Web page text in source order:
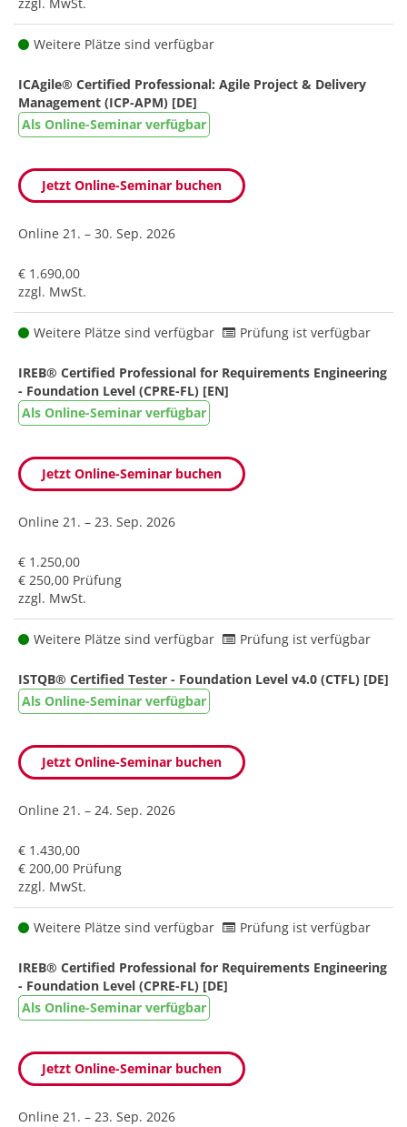
Weitere Plätze sind verfügbar
ICAgile® Certified Professional: Agile Project & Delivery
Management (ICP-APM) [DE]
Als Online-Seminar verfügbar
Jetzt Online-Seminar buchen
Online 21. – 30. Sep. 2026
€ 1.690,00
zzgl. MwSt.
Weitere Plätze sind verfügbar Prüfung ist verfügbar
IREB® Certified Professional for Requirements Engineering
- Foundation Level (CPRE-FL) [EN]
Als Online-Seminar verfügbar
Jetzt Online-Seminar buchen
Online 21. – 23. Sep. 2026
€ 1.250,00
€ 250,00 Prüfung
zzgl. MwSt.
Weitere Plätze sind verfügbar Prüfung ist verfügbar
ISTQB® Certified Tester - Foundation Level v4.0 (CTFL) [DE]
Als Online-Seminar verfügbar
Jetzt Online-Seminar buchen
Online 21. – 24. Sep. 2026
€ 1.430,00
€ 200,00 Prüfung
zzgl. MwSt.
Weitere Plätze sind verfügbar Prüfung ist verfügbar
IREB® Certified Professional for Requirements Engineering
- Foundation Level (CPRE-FL) [DE]
Als Online-Seminar verfügbar
Jetzt Online-Seminar buchen
Online 21. – 23. Sep. 2026